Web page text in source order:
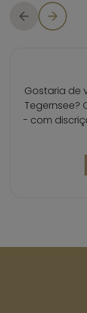
Gostaria de
Tegernsee?
- com
MR.